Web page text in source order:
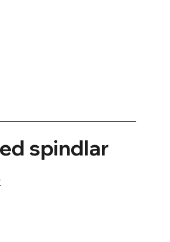
spindlar